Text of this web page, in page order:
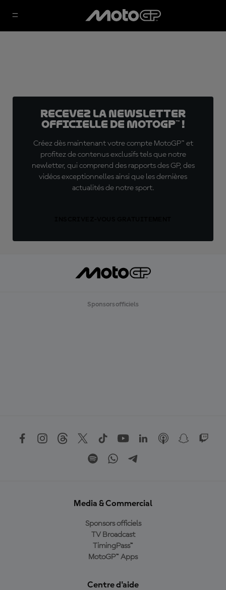
Recevez la Newsletter
officielle de MotoGP™ !
Créez dès maintenant votre compte MotoGP™ et
profitez de contenus exclusifs tels que notre
newletter, qui comprend des rapports des GP, des
vidéos exceptionnelles ainsi que les dernières
actualités de notre sport.
Sponsors officiels
Media & Commercial
Sponsors officiels
TV Broadcast
TimingPass™
MotoGP™ Apps
Centre d'aide